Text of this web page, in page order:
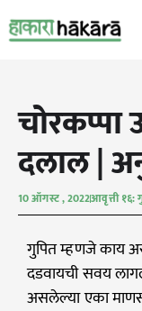
चोरकप्पा
दलाल |
10 ऑगस्ट , 2022आवृत्ती १६:
गुपित म्हणजे काय
दडवायची सवय
असलेल्या एका